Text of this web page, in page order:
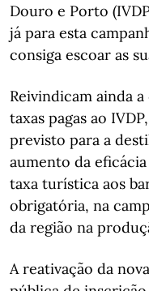
Douro e Porto
já para esta
consiga escoar as
Reivindicam ainda
taxas pagas ao
previsto para a
aumento da
taxa turística aos
obrigatória, na
da região na
A reativação da